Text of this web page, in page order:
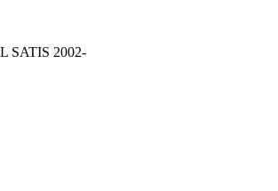
SATIS 2002-